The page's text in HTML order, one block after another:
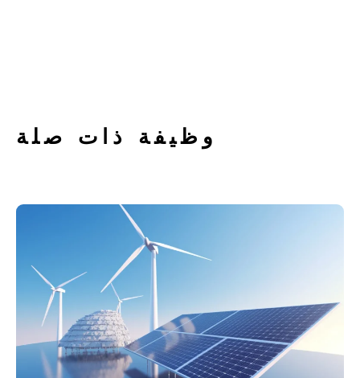
وظيفة ذات صلة